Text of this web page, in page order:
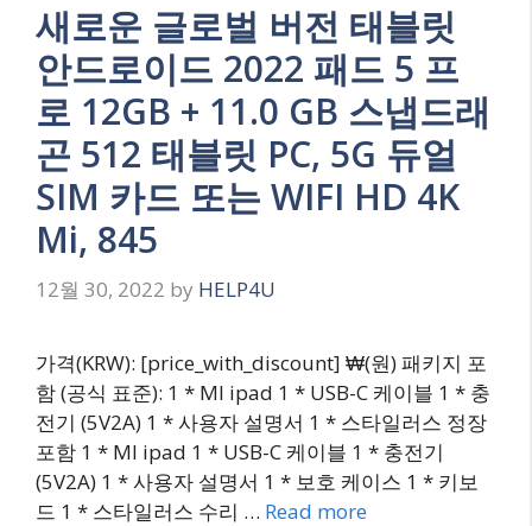
새로운 글로벌 버전 태블릿
안드로이드 2022 패드 5 프
로 12GB + 11.0 GB 스냅드래
곤 512 태블릿 PC, 5G 듀얼
SIM 카드 또는 WIFI HD 4K
Mi, 845
12월 30, 2022 by HELP4U
가격(KRW): [price_with_discount] ₩(원) 패키지 포
함 (공식 표준): 1 * MI ipad 1 * USB-C 케이블 1 * 충
전기 (5V2A) 1 * 사용자 설명서 1 * 스타일러스 정장
포함 1 * MI ipad 1 * USB-C 케이블 1 * 충전기
(5V2A) 1 * 사용자 설명서 1 * 보호 케이스 1 * 키보
드 1 * 스타일러스 수리 … Read more